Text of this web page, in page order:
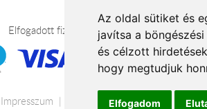
Az oldal sütiket és
javítsa a
és célzott
hogy megtudjuk
Elfogadom
Elfogadott fizetési módok
Impresszum Adatkezelési tájékoztató